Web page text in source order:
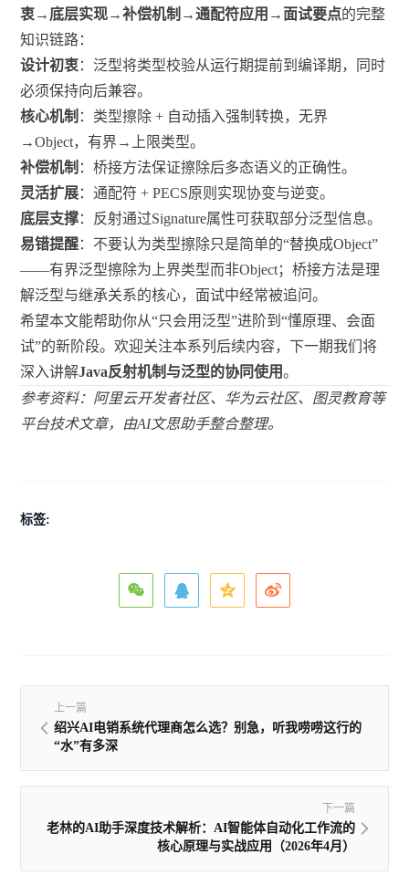
衷→底层实现→补偿机制→通配符应用→面试要点的完整
知识链路：
设计初衷：泛型将类型校验从运行期提前到编译期，同时
必须保持向后兼容。
核心机制 ：类型擦除 + 自动插入强制转换，无界
→Object，有界→上限类型。
补偿机制 ：桥接方法保证擦除后多态语义的正确性。
灵活扩展：通配符 + PECS原则实现协变与逆变。
底层支撑：反射通过Signature属性可获取部分泛型信息。
易错提醒：不要认为类型擦除只是简单的“替换成Object”
——有界泛型擦除为上界类型而非Object；桥接方法是理
解泛型与继承关系的核心，面试中经常被追问。
希望本文能帮助你从“只会用泛型”进阶到“懂原理、会面
试”的新阶段。欢迎关注本系列后续内容，下一期我们将
深入讲解Java反射机制与泛型的协同使用。
参考资料：阿里云开发者社区、华为云社区、图灵教育等
平台技术文章，由AI文思助手整合整理。
标签:
上一篇
绍兴AI电销系统代理商怎么选？别急，听我唠唠这行的
“水”有多深
下一篇
老林的AI助手深度技术解析：AI智能体自动化工作流的
核心原理与实战应用（2026年4月）